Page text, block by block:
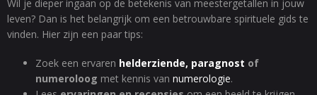
Wil je dieper ingaan op de betekenis van meestergetallen in jouw
leven? Dan is het belangrijk om een betrouwbare spirituele gids te
vinden. Hier zijn een paar tips:
Zoek een ervaren helderziende, paragnost of
numeroloog met kennis van numerologie.